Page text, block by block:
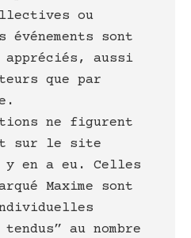
ou
sont
appréciés, aussi
que par
ne figurent
sur le site
en a eu. Celles
Maxime sont
au nombre